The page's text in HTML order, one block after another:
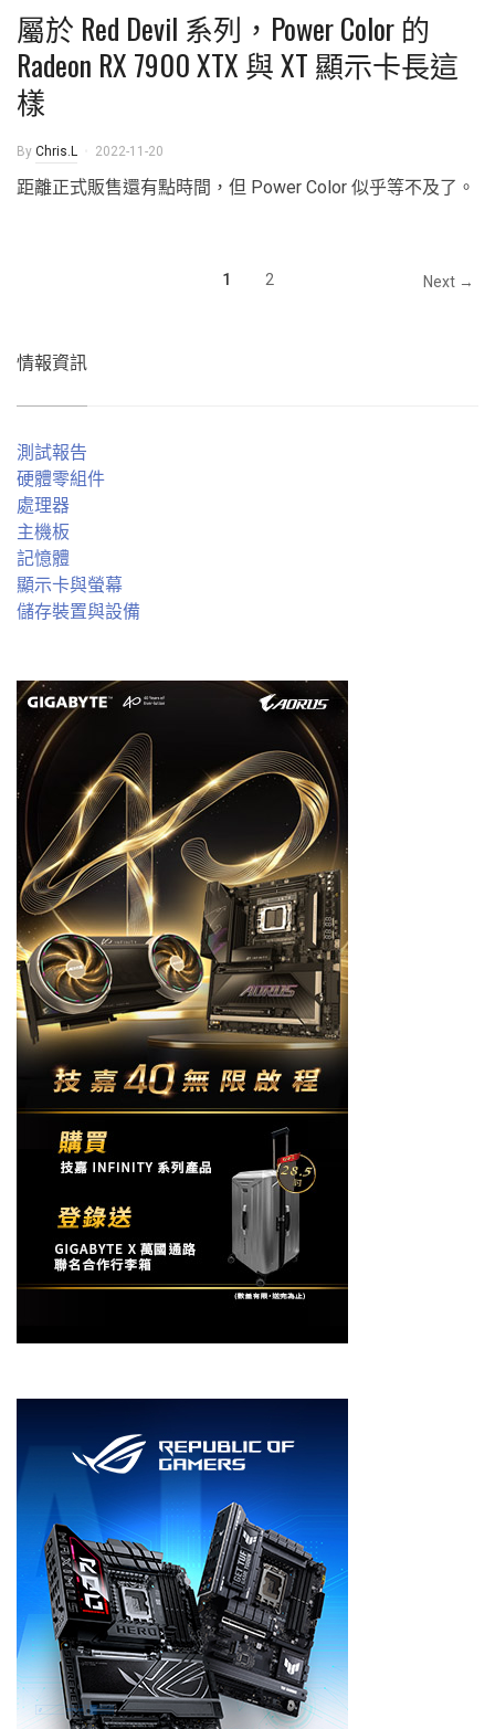
屬於 Red Devil 系列，Power Color 的
Radeon RX 7900 XTX 與 XT 顯示卡長這
樣
By Chris.L 2022-11-20
距離正式販售還有點時間，但 Power Color 似乎等不及了。
1 2 Next →
情報資訊
測試報告
硬體零組件
處理器
主機板
記憶體
顯示卡與螢幕
儲存裝置與設備